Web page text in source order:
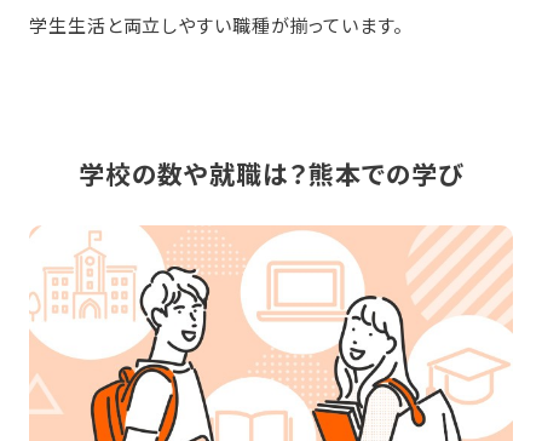
学生生活と両立しやすい職種が揃っています。
学校の数や就職は？熊本での学び